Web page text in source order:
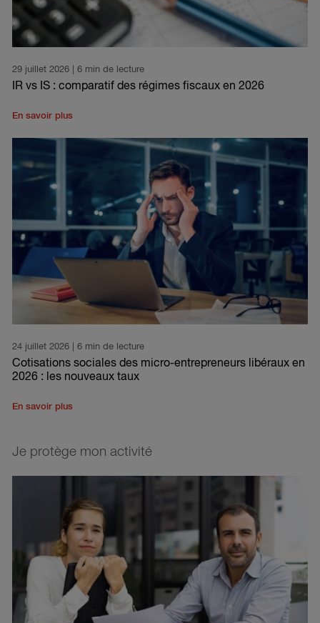
29 juillet 2026 | 6 min de lecture
IR vs IS : comparatif des régimes fiscaux en 2026
En savoir plus
24 juillet 2026 | 6 min de lecture
Cotisations sociales des micro-entrepreneurs libéraux en
2026 : les nouveaux taux
En savoir plus
Je protège mon activité